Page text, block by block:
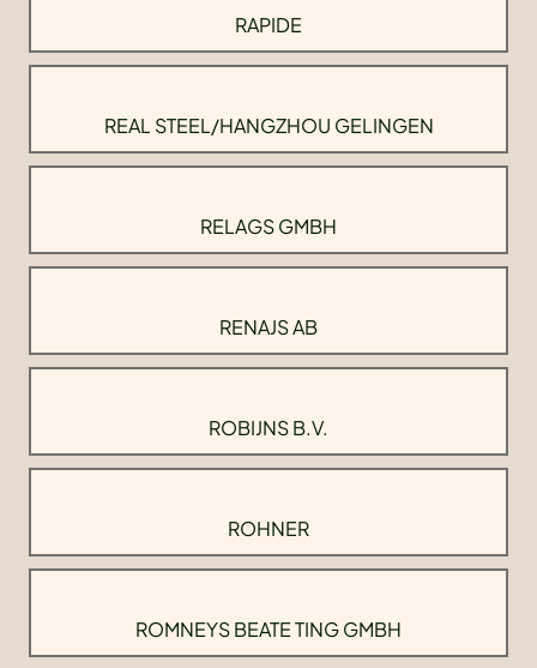
RAPIDE
REAL STEEL/HANGZHOU GELINGEN
RELAGS GMBH
RENAJS AB
ROBIJNS B.V.
ROHNER
ROMNEYS BEATE TING GMBH